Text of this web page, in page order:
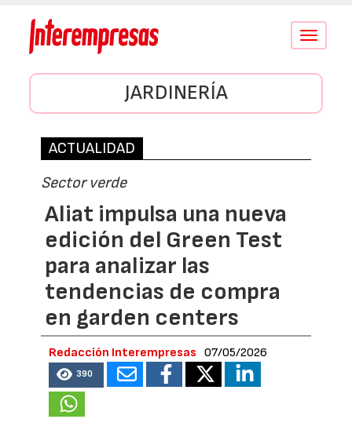
Conmutar
JARDINERÍA
ACTUALIDAD
Sector verde
Aliat impulsa una nueva
edición del Green Test
para analizar las
tendencias de compra
en garden centers
Redacción Interempresas 07/05/2026
390